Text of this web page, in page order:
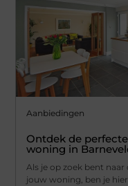
Aanbiedingen
Ontdek de
woning in
Als je op zoek bent
jouw woning, ben je